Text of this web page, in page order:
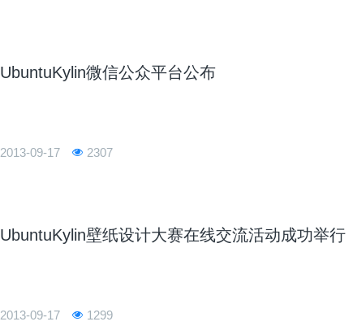
UbuntuKylin微信公众平台公布
2013-09-17 2307
UbuntuKylin壁纸设计大赛在线交流活动成功举行
2013-09-17 1299